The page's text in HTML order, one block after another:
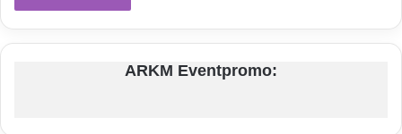
ARKM Eventpromo: